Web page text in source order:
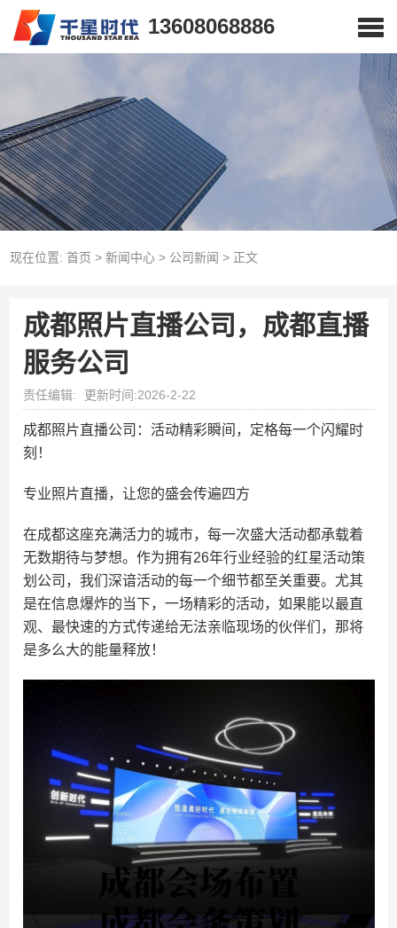
13608068886
现在位置: 首页 > 新闻中心> 公司新闻 > 正文
成都照片直播公司，成都直播
服务公司
责任编辑: 更新时间:2026-2-22
成都照片直播公司：活动精彩瞬间，定格每一个闪耀时
刻！
专业照片直播，让您的盛会传遍四方
在成都这座充满活力的城市，每一次盛大活动都承载着
无数期待与梦想。作为拥有26年行业经验的红星活动策
划公司，我们深谙活动的每一个细节都至关重要。尤其
是在信息爆炸的当下，一场精彩的活动，如果能以最直
观、最快速的方式传递给无法亲临现场的伙伴们，那将
是多么大的能量释放！